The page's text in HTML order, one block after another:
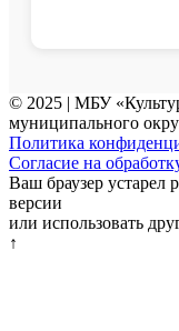
© 2025 | МБУ
муниципального
Политика
Согласие на
Ваш браузер устарел
версии
или использовать
↑